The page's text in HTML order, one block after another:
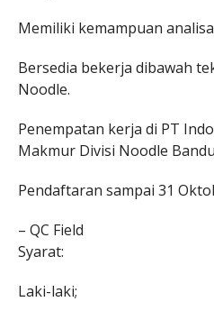
Memiliki kemampuan
Bersedia bekerja dibawah
Noodle.
Penempatan kerja di PT
Makmur Divisi Noodle
Pendaftaran sampai 31
– QC Field
Syarat:
Laki-laki;